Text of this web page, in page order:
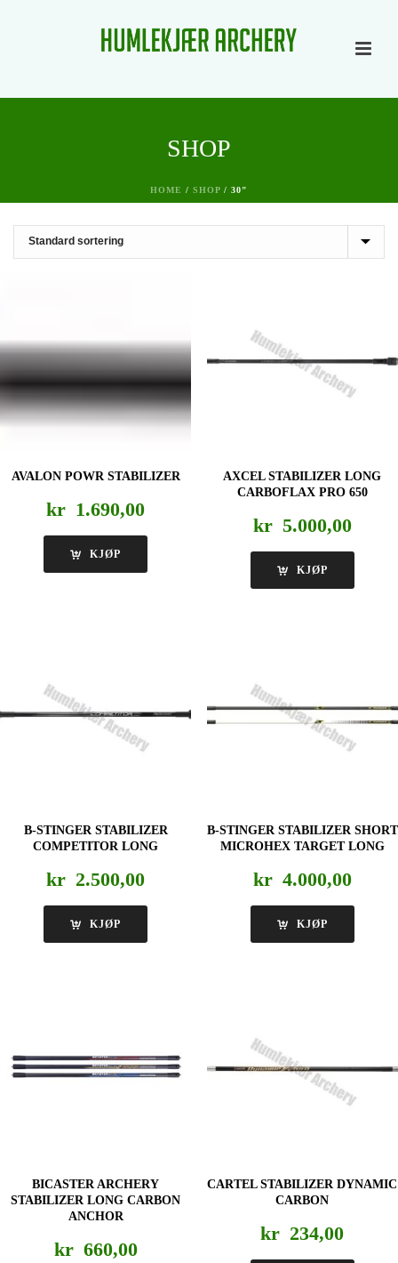
SHOP
HOME / SHOP / 30"
AVALON POWR STABILIZER
kr 1.690,00
KJØP
AXCEL STABILIZER LONG
CARBOFLAX PRO 650
kr 5.000,00
KJØP
B-STINGER STABILIZER
COMPETITOR LONG
kr 2.500,00
KJØP
B-STINGER STABILIZER SHORT
MICROHEX TARGET LONG
kr 4.000,00
KJØP
BICASTER ARCHERY
STABILIZER LONG CARBON
ANCHOR
kr 660,00
CARTEL STABILIZER DYNAMIC
CARBON
kr 234,00